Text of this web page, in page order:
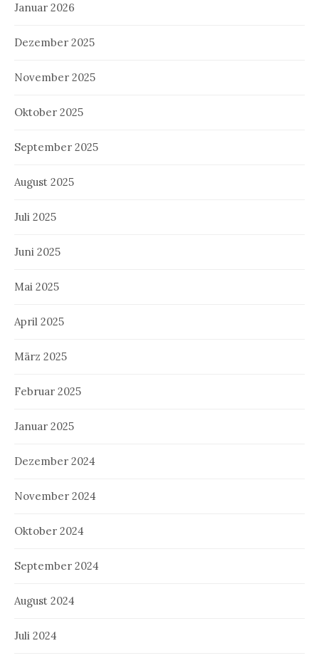
Januar 2026
Dezember 2025
November 2025
Oktober 2025
September 2025
August 2025
Juli 2025
Juni 2025
Mai 2025
April 2025
März 2025
Februar 2025
Januar 2025
Dezember 2024
November 2024
Oktober 2024
September 2024
August 2024
Juli 2024